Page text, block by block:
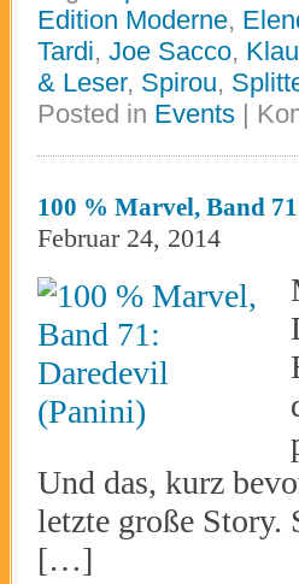
Edition Moderne,
Tardi, Joe Sacco,
& Leser, Spirou,
Posted in Events |
100 % Marvel, Band
Februar 24, 2014
Und das, kurz
letzte große
[…]